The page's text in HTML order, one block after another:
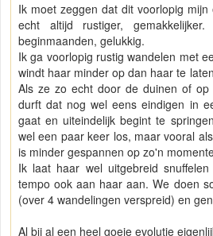
Ik moet zeggen dat dit voorlopig
echt altijd rustiger,
beginmaanden, gelukkig.
Ik ga voorlopig rustig wandelen met
windt haar minder op dan haar te
Als ze zo echt door de duinen of
durft dat nog wel eens eindigen in
gaat en uiteindelijk begint te
wel een paar keer los, maar vooral
is minder gespannen op zo'n
Ik laat haar wel uitgebreid
tempo ook aan haar aan. We doen
(over 4 wandelingen verspreid) en
Al bij al een heel goeie evolutie